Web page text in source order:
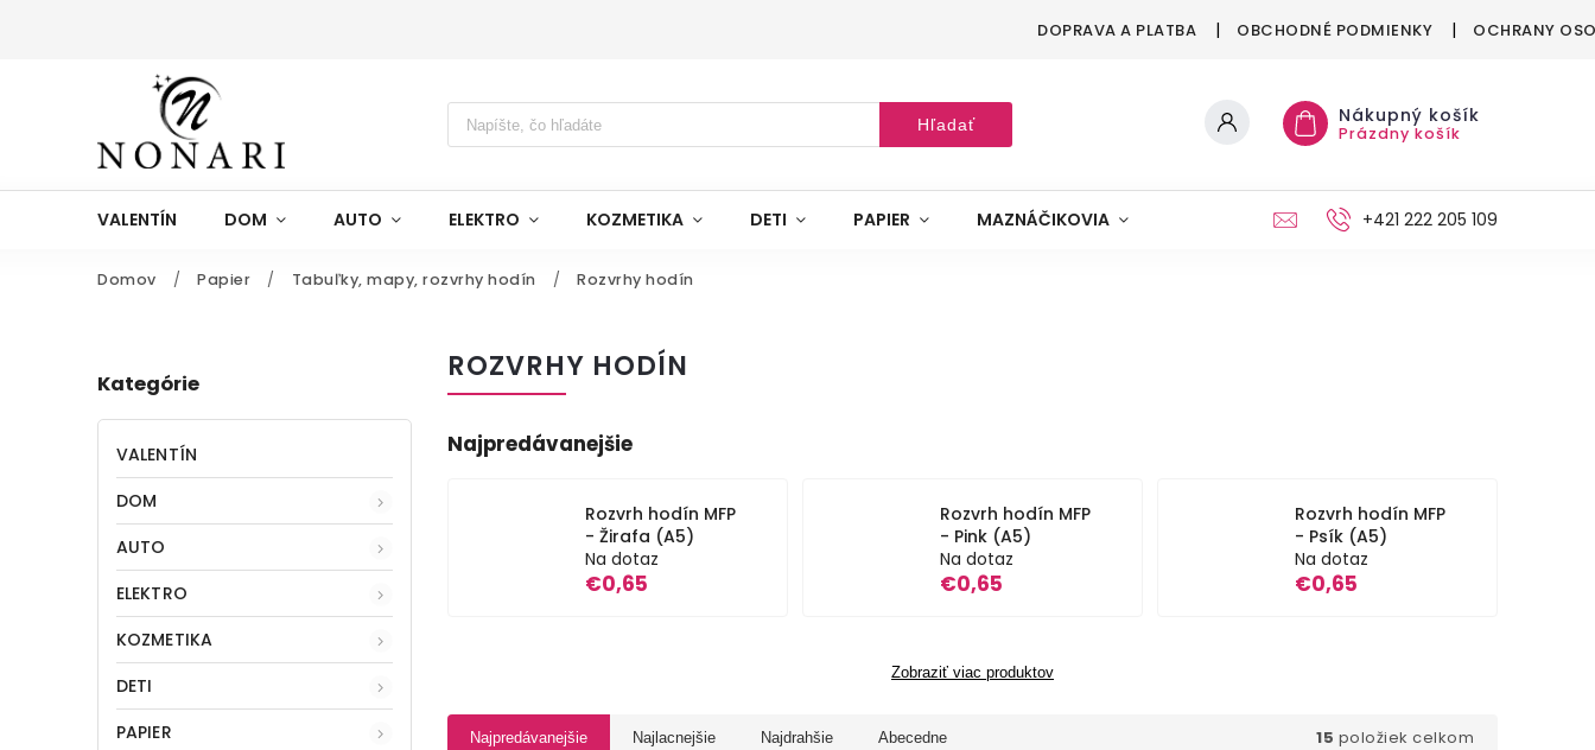
DOPRAVA A PLATBA OBCHODNÉ PODMIENKY OCHRANY
Hľadať Nákupný košík
Prázdny košík
VALENTÍN DOM AUTO ELEKTRO KOZMETIKA DETI PAPIER MAZNÁČIKOVIA MAŠKRTENIE PÁRTY MÓDA
+421 222 205 109
Domov / Papier / Tabuľky, mapy, rozvrhy hodín / Rozvrhy hodín
Kategórie
VALENTÍN
DOM
AUTO
ELEKTRO
KOZMETIKA
DETI
PAPIER
ROZVRHY HODÍN
Najpredávanejšie
Rozvrh hodín MFP
- Žirafa (A5)
Na dotaz
€0,65
Rozvrh hodín MFP
- Pink (A5)
Na dotaz
€0,65
Rozvrh hodín MFP
- Psík (A5)
Na dotaz
€0,65
Zobraziť viac produktov
Najpredávanejšie Najlacnejšie Najdrahšie Abecedne 15 položiek celkom